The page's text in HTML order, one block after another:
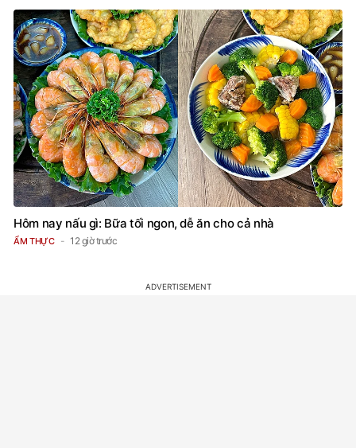
Hôm nay nấu gì: Bữa tối ngon, dễ ăn cho cả nhà
ẨM THỰC 12 giờ trước